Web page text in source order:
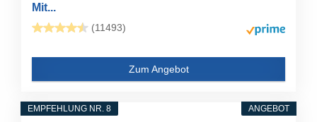
Mit...
(11493)
Zum Angebot
ANGEBOT
EMPFEHLUNG NR. 8